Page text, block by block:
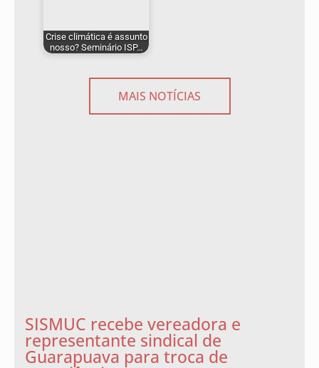
Crise climática é assunto
nosso? Seminário ISP…
MAIS NOTÍCIAS
SISMUC recebe vereadora e
representante sindical de
Guarapuava para troca de